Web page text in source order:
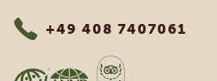
+49 408 7407061